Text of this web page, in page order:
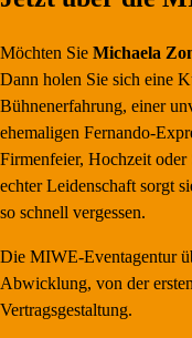
Möchten Sie Michaela
Dann holen Sie sich eine
Bühnenerfahrung, einer
ehemaligen Fernando-
Firmenfeier, Hochzeit
echter Leidenschaft sorgt
so schnell vergessen.
Die MIWE-Eventagentur
Abwicklung, von der
Vertragsgestaltung.